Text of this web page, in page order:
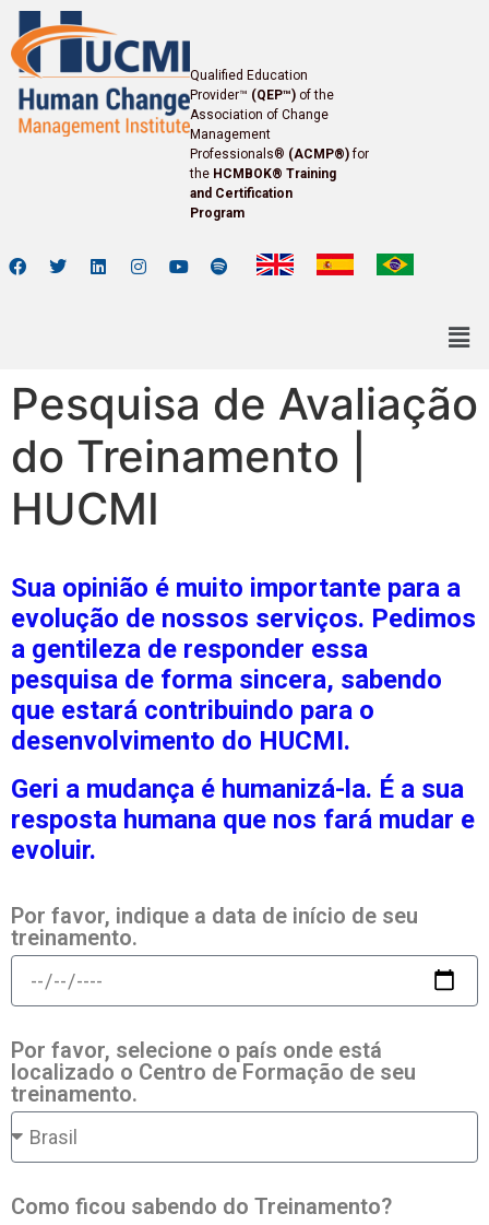
Qualified Education
Provider™ (QEP™) of the
Association of Change
Management
Professionals® (ACMP®)for
the HCMBOK® Training
and Certification
Program
Pesquisa de Avaliação
do Treinamento |
HUCMI
Sua opinião é muito importante para a
evolução de nossos serviços. Pedimos
a gentileza de responder essa
pesquisa de forma sincera, sabendo
que estará contribuindo para o
desenvolvimento do HUCMI.
Geri a mudança é humanizá-la. É a sua
resposta humana que nos fará mudar e
evoluir.
Por favor, indique a data de início de seu
treinamento.
Por favor, selecione o país onde está
localizado o Centro de Formação de seu
treinamento.
Como ficou sabendo do Treinamento?